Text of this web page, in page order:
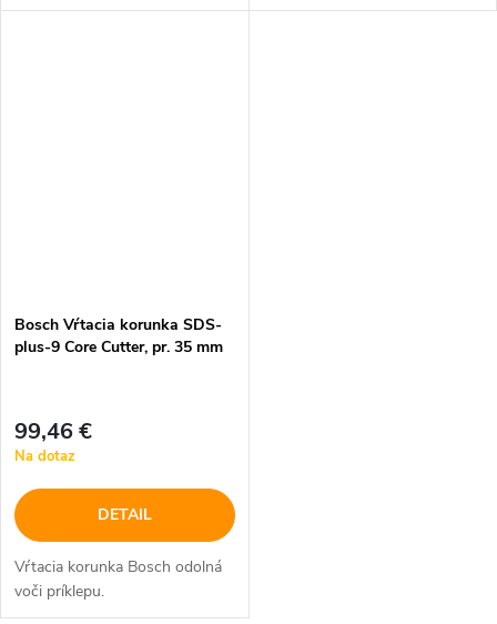
Bosch Vŕtacia korunka SDS-
plus-9 Core Cutter, pr. 35 mm
99,46 €
Na dotaz
DETAIL
Vŕtacia korunka Bosch odolná
voči príklepu.